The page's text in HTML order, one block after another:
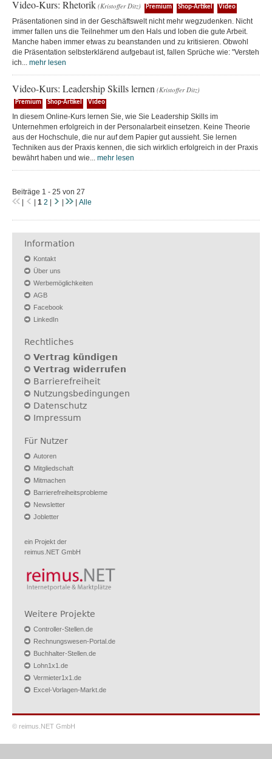
Video-Kurs: Rhetorik (Kristoffer Ditz) Premium Shop-Artikel Video
Präsentationen sind in der Geschäftswelt nicht mehr wegzudenken. Nicht
immer fallen uns die Teilnehmer um den Hals und loben die gute Arbeit.
Manche haben immer etwas zu beanstanden und zu kritisieren. Obwohl
die Präsentation selbsterklärend aufgebaut ist, fallen Sprüche wie: "Versteh
ich... mehr lesen
Video-Kurs: Leadership Skills lernen (Kristoffer Ditz)
Premium Shop-Artikel Video
In diesem Online-Kurs lernen Sie, wie Sie Leadership Skills im
Unternehmen erfolgreich in der Personalarbeit einsetzen. Keine Theorie
aus der Hochschule, die nur auf dem Papier gut aussieht. Sie lernen
Techniken aus der Praxis kennen, die sich wirklich erfolgreich in der Praxis
bewährt haben und wie... mehr lesen
Beiträge 1 - 25 von 27
1 2 Alle
Information
Kontakt
Über uns
Werbemöglichkeiten
AGB
Facebook
LinkedIn
Rechtliches
Vertrag kündigen
Vertrag widerrufen
Barrierefreiheit
Nutzungsbedingungen
Datenschutz
Impressum
Für Nutzer
Autoren
Mitgliedschaft
Mitmachen
Barrierefreiheitsprobleme
Newsletter
Jobletter
ein Projekt der
reimus.NET GmbH
Weitere Projekte
Controller-Stellen.de
Rechnungswesen-Portal.de
Buchhalter-Stellen.de
Lohn1x1.de
Vermieter1x1.de
Excel-Vorlagen-Markt.de
© reimus.NET GmbH